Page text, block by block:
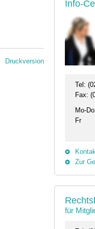
Druckversion
Info-
Tel:
Fax:
Mo-Do
Fr
Zur
für
26.08. - 29.08.2026
31134 Hildesheim
Professionelles